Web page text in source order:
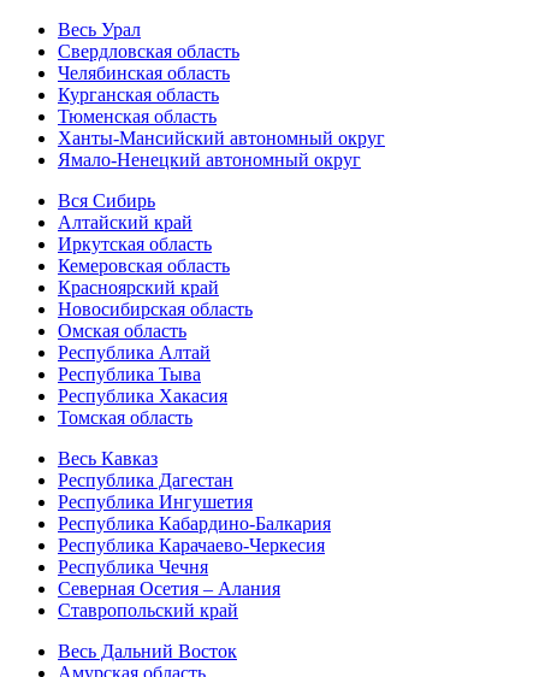
Весь Урал
Свердловская область
Челябинская область
Курганская область
Тюменская область
Ханты-Мансийский автономный округ
Ямало-Ненецкий автономный округ
Вся Сибирь
Алтайский край
Иркутская область
Кемеровская область
Красноярский край
Новосибирская область
Омская область
Республика Алтай
Республика Тыва
Республика Хакасия
Томская область
Весь Кавказ
Республика Дагестан
Республика Ингушетия
Республика Кабардино-Балкария
Республика Карачаево-Черкесия
Республика Чечня
Северная Осетия – Алания
Ставропольский край
Весь Дальний Восток
Амурская область